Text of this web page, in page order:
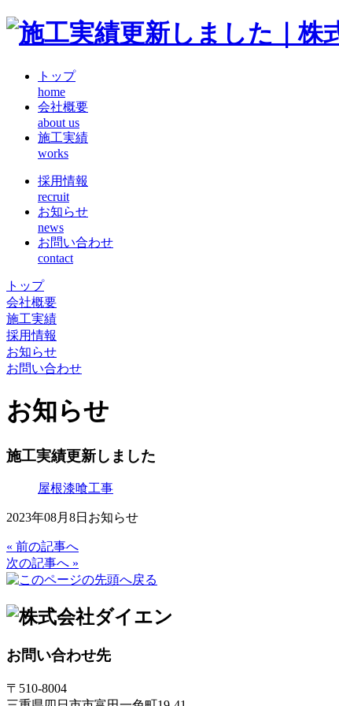
トップ
home
会社概要
about us
施工実績
works
採用情報
recruit
お知らせ
news
お問い合わせ
contact
トップ
会社概要
施工実績
採用情報
お知らせ
お問い合わせ
お知らせ
施工実績更新しました
屋根漆喰工事
2023年08月8日 お知らせ
« 前の記事へ
次の記事へ »
お問い合わせ先
〒510-8004